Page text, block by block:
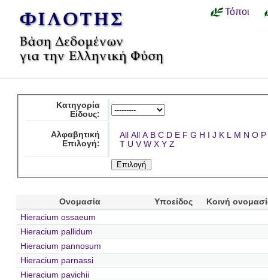
Τόποι
Κατηγορία
Είδους:
Αλφαβητική
Επιλογή:
All All A B C D E F G H I J K L M N O P
T U V W X Y Z
Ονομασία Υποείδος
Κοινή
Hieracium ossaeum
Hieracium pallidum
Hieracium pannosum
Hieracium parnassi
Hieracium pavichii